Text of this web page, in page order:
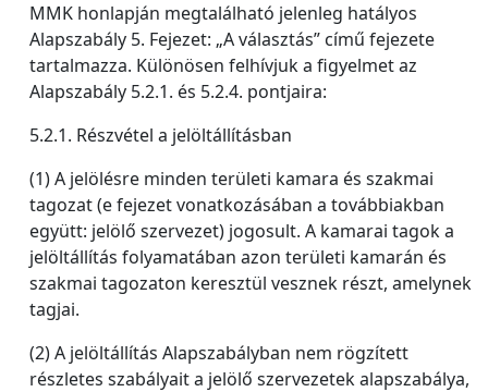
MMK honlapján megtalálható jelenleg hatályos
Alapszabály 5. Fejezet: „A választás” című fejezete
tartalmazza. Különösen felhívjuk a figyelmet az
Alapszabály 5.2.1. és 5.2.4. pontjaira:
5.2.1. Részvétel a jelöltállításban
(1) A jelölésre minden területi kamara és szakmai
tagozat (e fejezet vonatkozásában a továbbiakban
együtt: jelölő szervezet) jogosult. A kamarai tagok a
jelöltállítás folyamatában azon területi kamarán és
szakmai tagozaton keresztül vesznek részt, amelynek
tagjai.
(2) A jelöltállítás Alapszabályban nem rögzített
részletes szabályait a jelölő szervezetek alapszabálya,